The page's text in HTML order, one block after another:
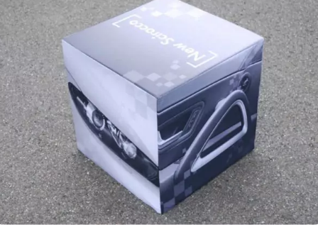
DekoCubes
DekoCubes Bedruckt und Bestickt